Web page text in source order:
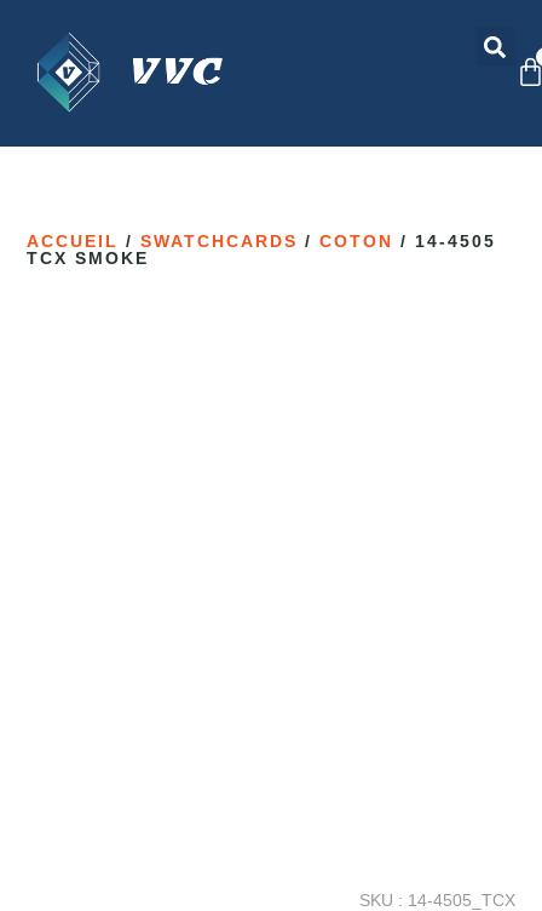
ACCUEIL /SWATCHCARDS /COTON / 14-4505
TCX SMOKE
SKU : 14-4505_TCX